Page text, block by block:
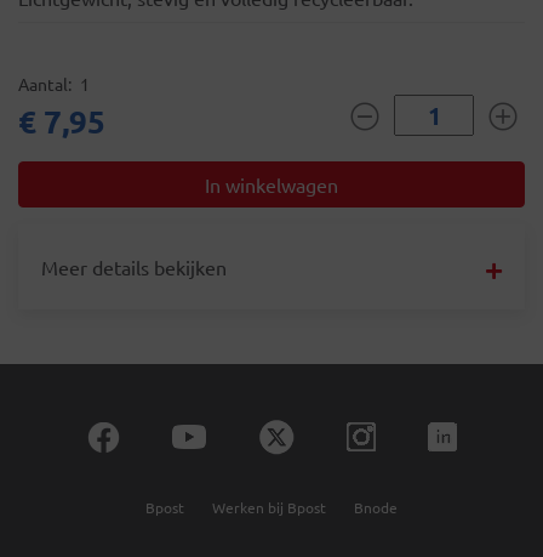
Aantal 1
€ 7,95
Meer details bekijken
Bpost Werken bij Bpost Bnode